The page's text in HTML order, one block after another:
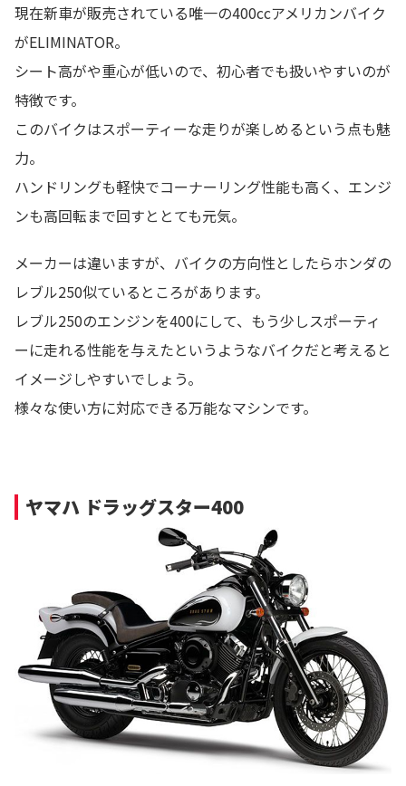
現在新車が販売されている唯一の400ccアメリカンバイク
がELIMINATOR。
シート高がや重心が低いので、初心者でも扱いやすいのが
特徴です。
このバイクはスポーティーな走りが楽しめるという点も魅
力。
ハンドリングも軽快でコーナーリング性能も高く、エンジ
ンも高回転まで回すととても元気。
メーカーは違いますが、バイクの方向性としたらホンダの
レブル250似ているところがあります。
レブル250のエンジンを400にして、もう少しスポーティ
ーに走れる性能を与えたというようなバイクだと考えると
イメージしやすいでしょう。
様々な使い方に対応できる万能なマシンです。
ヤマハ ドラッグスター400